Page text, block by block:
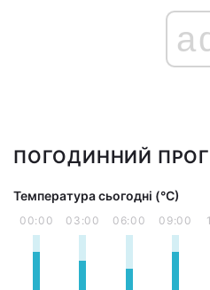
ПОГОДИННИЙ
Температура сьогодні (°С)
00:00 03:00 06:00 09:00